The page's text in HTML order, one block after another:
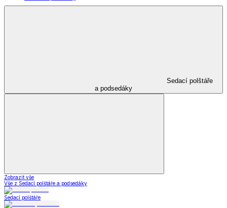
Sedací polštáře
a podsedáky
Zobrazit vše
Vše z Sedací polštáře a podsedáky
Sedací polštáře